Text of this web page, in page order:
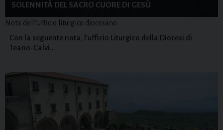
SOLENNITÀ DEL SACRO CUORE DI GESÙ
Nota dell'Ufficio liturgico diocesano
Con la seguente nota, l’ufficio Liturgico della Diocesi di
Teano-Calvi…